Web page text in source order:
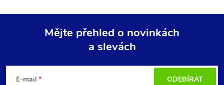
Mějte přehled o novinkách
a slevách
E-mail ODEBÍRAT